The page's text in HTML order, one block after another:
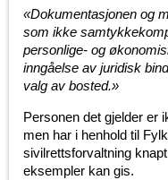
«Dokumentasjonen og
som ikke
personlige- og
inngåelse av juridisk
valg av bosted.»
Personen det gjelder er
men har i henhold til
sivilrettsforvaltning
eksempler kan gis.